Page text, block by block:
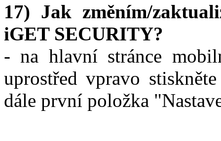
17) Jak změním/
iGET SECURITY?
- na hlavní stránce
uprostřed vpravo
dále první položka